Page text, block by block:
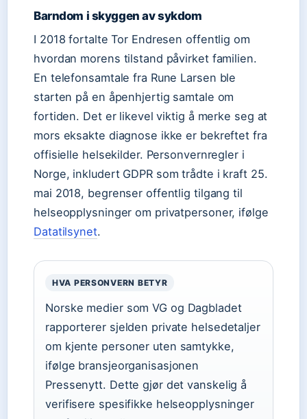
Barndom i skyggen av sykdom
I 2018 fortalte Tor Endresen offentlig om
hvordan morens tilstand påvirket familien.
En telefonsamtale fra Rune Larsen ble
starten på en åpenhjertig samtale om
fortiden. Det er likevel viktig å merke seg at
mors eksakte diagnose ikke er bekreftet fra
offisielle helsekilder. Personvernregler i
Norge, inkludert GDPR som trådte i kraft 25.
mai 2018, begrenser offentlig tilgang til
helseopplysninger om privatpersoner, ifølge
Datatilsynet.
HVA PERSONVERN BETYR
Norske medier som VG og Dagbladet
rapporterer sjelden private helsedetaljer
om kjente personer uten samtykke,
ifølge bransjeorganisasjonen
Pressenytt. Dette gjør det vanskelig å
verifisere spesifikke helseopplysninger